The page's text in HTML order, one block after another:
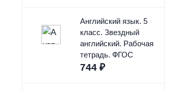
Английский язык. 5
класс. Звездный
английский. Рабочая
тетрадь. ФГОС
744 ₽